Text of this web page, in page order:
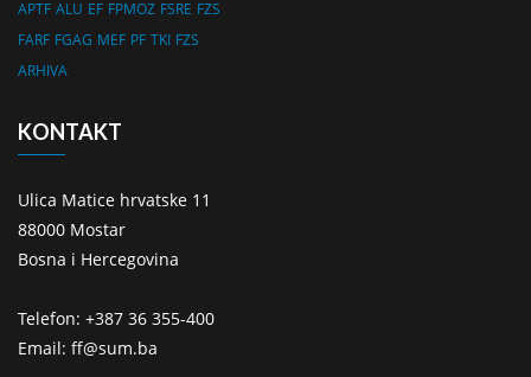
APTF ALU EF FPMOZ FSRE FZS
FARF FGAG MEF PF TKI FZS
ARHIVA
KONTAKT
Ulica Matice hrvatske 11
88000 Mostar
Bosna i Hercegovina
Telefon: +387 36 355-400
Email: ff@sum.ba